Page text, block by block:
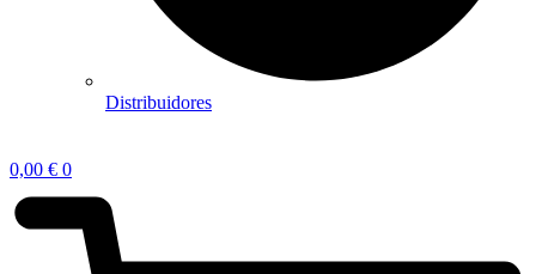
Distribuidores
0,00 € 0